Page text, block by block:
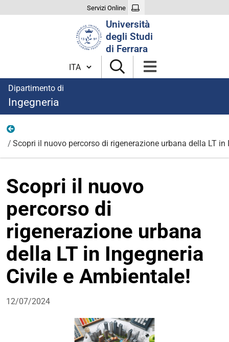
Servizi Online
Università
degli Studi
di Ferrara
Cambia lingua
Dipartimento di
Ingegneria
Scopri il nuovo percorso di rigenerazione urbana della LT
Scopri il nuovo
percorso di
rigenerazione urbana
della LT in Ingegneria
Civile e Ambientale!
12/07/2024